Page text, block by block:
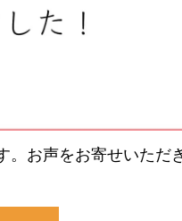
お声をお寄せいただ